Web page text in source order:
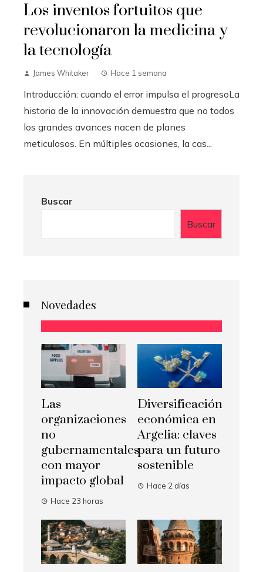
Los inventos fortuitos que
revolucionaron la medicina y
la tecnología
James Whitaker Hace 1 semana
Introducción: cuando el error impulsa el progresoLa
historia de la innovación demuestra que no todos
los grandes avances nacen de planes
meticulosos. En múltiples ocasiones, la cas...
Buscar
Buscar
Novedades
Las
organizaciones
no
gubernamentales
con mayor
impacto global
Hace 23 horas
Diversificación
económica en
Argelia: claves
para un futuro
sostenible
Hace 2 días